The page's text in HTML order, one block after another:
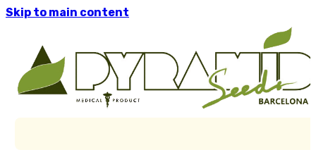
Skip to main content